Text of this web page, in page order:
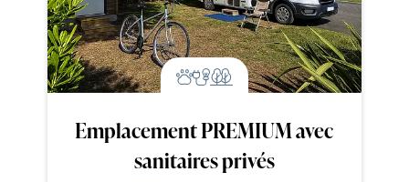
Emplacement PREMIUM avec
sanitaires privés